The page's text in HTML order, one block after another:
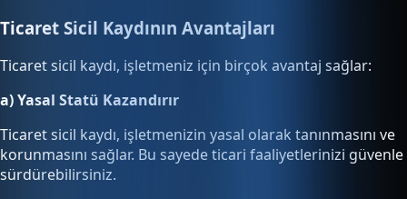
Ticaret Sicil Kaydının Avantajları
Ticaret sicil kaydı, işletmeniz için birçok avantaj sağlar:
a) Yasal Statü Kazandırır
Ticaret sicil kaydı, işletmenizin yasal olarak tanınmasını ve
korunmasını sağlar. Bu sayede ticari faaliyetlerinizi güvenle
sürdürebilirsiniz.